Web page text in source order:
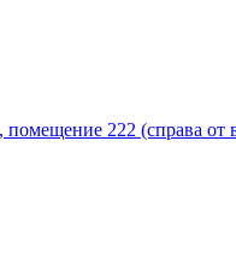
222 (справа от